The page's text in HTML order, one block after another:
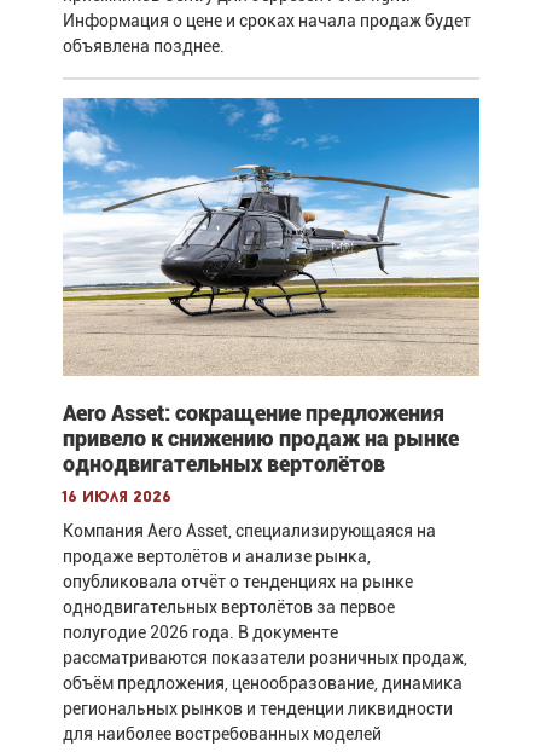
Информация о цене и сроках начала продаж будет
объявлена позднее.
Aero Asset: сокращение предложения
привело к снижению продаж на рынке
однодвигательных вертолётов
16 июля 2026
Компания Aero Asset, специализирующаяся на
продаже вертолётов и анализе рынка,
опубликовала отчёт о тенденциях на рынке
однодвигательных вертолётов за первое
полугодие 2026 года. В документе
рассматриваются показатели розничных продаж,
объём предложения, ценообразование, динамика
региональных рынков и тенденции ликвидности
для наиболее востребованных моделей